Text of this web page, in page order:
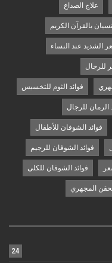
علاج الصداع
بالقرآن الكريم
الشديد عند النساء
للرجال
فوائد الثوم للتخسيس
الرمان للرجال
فوائد الشوفان للأطفال
فوائد الشوفان للرجيم
فوائد الشوفان للكلى
المجهري
24